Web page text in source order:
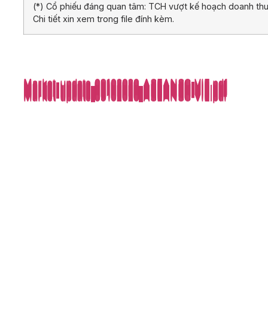
(*) Cổ phiếu đáng quan tâm: TCH vượt kế hoạch doanh
Chi tiết xin xem trong file đính kèm.
Market-update_09102020_ASEANSC-VIE.pdf
Market-update_09102020_ASEANSC-VIE.pdf
Market-update_09102020_ASEANSC-VIE.pdf
Market-update_09102020_ASEANSC-VIE.pdf
Market-update_09102020_ASEANSC-VIE.pdf
Market-update_09102020_ASEANSC-VIE.pdf
Market-update_09102020_ASEANSC-VIE.pdf
Market-update_09102020_ASEANSC-VIE.pdf
Market-update_09102020_ASEANSC-VIE.pdf
Market-update_09102020_ASEANSC-VIE.pdf
Market-update_09102020_ASEANSC-VIE.pdf
Market-update_09102020_ASEANSC-VIE.pdf
Market-update_09102020_ASEANSC-VIE.pdf
Market-update_09102020_ASEANSC-VIE.pdf
Market-update_09102020_ASEANSC-VIE.pdf
Market-update_09102020_ASEANSC-VIE.pdf
Market-update_09102020_ASEANSC-VIE.pdf
Market-update_09102020_ASEANSC-VIE.pdf
Market-update_09102020_ASEANSC-VIE.pdf
Market-update_09102020_ASEANSC-VIE.pdf
Market-update_09102020_ASEANSC-VIE.pdf
Market-update_09102020_ASEANSC-VIE.pdf
Market-update_09102020_ASEANSC-VIE.pdf
Market-update_09102020_ASEANSC-VIE.pdf